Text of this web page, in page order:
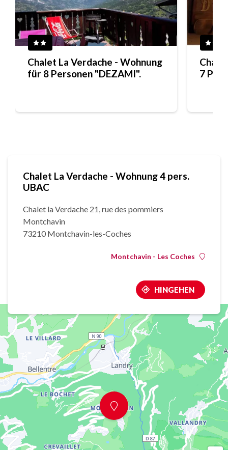
Chalet La Verdache - Wohnung
für 8 Personen "DEZAMI".
7
Chalet La Verdache - Wohnung 4 pers.
UBAC
Chalet la Verdache 21, rue des pommiers
Montchavin
73210 Montchavin-les-Coches
Montchavin - Les Coches
HINGEHEN